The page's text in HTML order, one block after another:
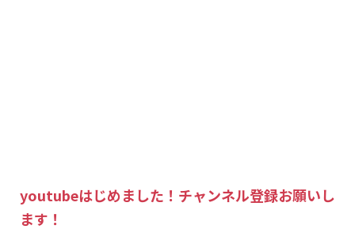
youtubeはじめました！チャンネル登録お願いし
ます！